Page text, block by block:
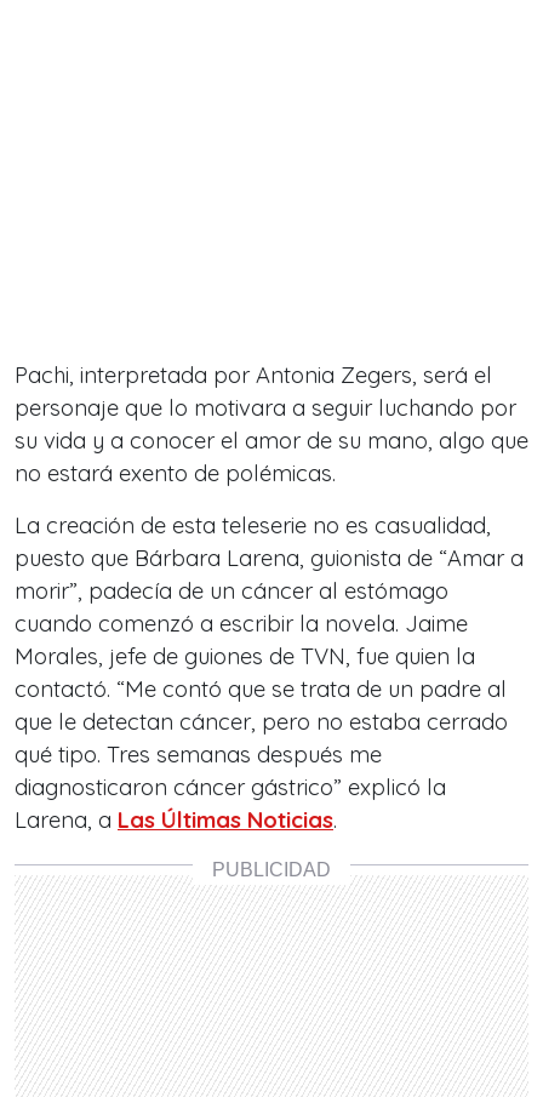
Pachi, interpretada por Antonia Zegers, será el
personaje que lo motivara a seguir luchando por
su vida y a conocer el amor de su mano, algo que
no estará exento de polémicas.
La creación de esta teleserie no es casualidad,
puesto que Bárbara Larena, guionista de “Amar a
morir”, padecía de un cáncer al estómago
cuando comenzó a escribir la novela. Jaime
Morales, jefe de guiones de TVN, fue quien la
contactó. “Me contó que se trata de un padre al
que le detectan cáncer, pero no estaba cerrado
qué tipo. Tres semanas después me
diagnosticaron cáncer gástrico” explicó la
Larena, a Las Últimas Noticias.